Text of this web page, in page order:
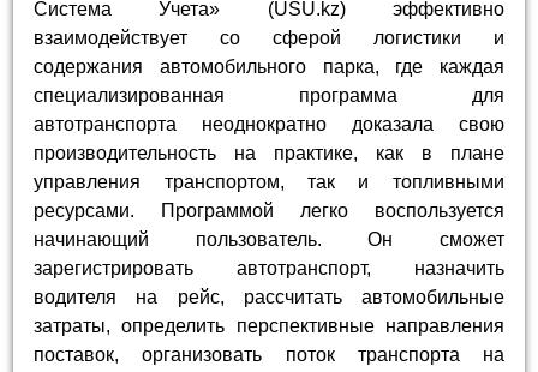
Система Учета» (USU.kz) эффективно
взаимодействует со сферой логистики и
содержания автомобильного парка, где каждая
специализированная программа для
автотранспорта неоднократно доказала свою
производительность на практике, как в плане
управления транспортом, так и топливными
ресурсами. Программой легко воспользуется
начинающий пользователь. Он сможет
зарегистрировать автотранспорт, назначить
водителя на рейс, рассчитать автомобильные
затраты, определить перспективные направления
поставок, организовать поток транспорта на